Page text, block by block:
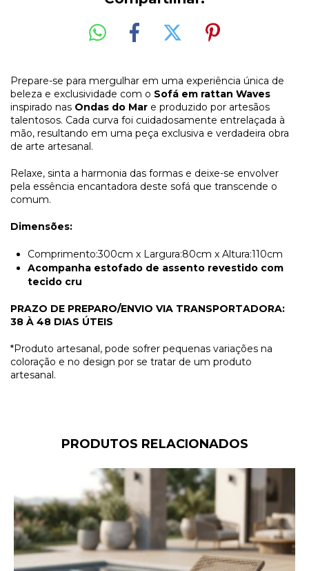
Prepare-se para mergulhar em uma experiência única de
beleza e exclusividade com o Sofá em rattan Waves
inspirado nas Ondas do Mar e produzido por artesãos
talentosos. Cada curva foi cuidadosamente entrelaçada à
mão, resultando em uma peça exclusiva e verdadeira obra
de arte artesanal.
Relaxe, sinta a harmonia das formas e deixe-se envolver
pela essência encantadora deste sofá que transcende o
comum.
Dimensões:
Comprimento:300cm x Largura:80cm x Altura:110cm
Acompanha estofado de assento revestido com
tecido cru
PRAZO DE PREPARO/ENVIO VIA TRANSPORTADORA:
38 À 48 DIAS ÚTEIS
*Produto artesanal, pode sofrer pequenas variações na
coloração e no design por se tratar de um produto
artesanal.
PRODUTOS RELACIONADOS